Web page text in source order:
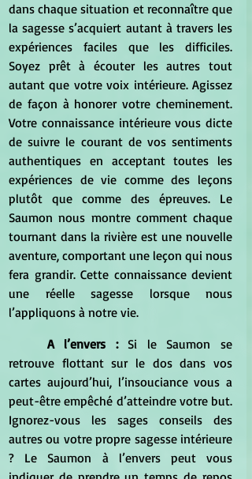
dans chaque situation et reconnaître que
la sagesse s’acquiert autant à travers les
expériences faciles que les difficiles.
Soyez prêt à écouter les autres tout
autant que votre voix intérieure. Agissez
de façon à honorer votre cheminement.
Votre connaissance intérieure vous dicte
de suivre le courant de vos sentiments
authentiques en acceptant toutes les
expériences de vie comme des leçons
plutôt que comme des épreuves. Le
Saumon nous montre comment chaque
tournant dans la rivière est une nouvelle
aventure, comportant une leçon qui nous
fera grandir. Cette connaissance devient
une réelle sagesse lorsque nous
l’appliquons à notre vie.
A l’envers : Si le Saumon se
retrouve flottant sur le dos dans vos
cartes aujourd’hui, l’insouciance vous a
peut-être empêché d’atteindre votre but.
Ignorez-vous les sages conseils des
autres ou votre propre sagesse intérieure
? Le Saumon à l’envers peut vous